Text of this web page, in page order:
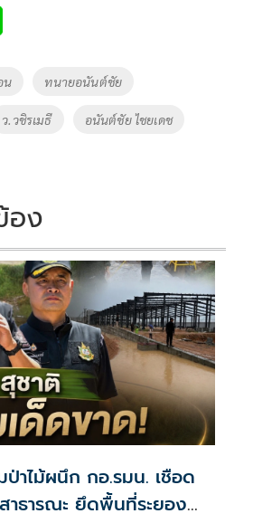
น ทนายอนันต์ชัย
ว.วชิรเมธี อนันต์ชัย ไชยเดช
อง
าไม้ผนึก กอ.รมน. เชือด
ธารณะ ยึดพื้นที่ระยอง